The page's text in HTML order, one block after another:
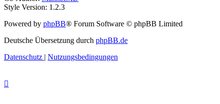
Style Version: 1.2.3
Powered by phpBB® Forum Software © phpBB Limited
Deutsche Übersetzung durch phpBB.de
Datenschutz | Nutzungsbedingungen